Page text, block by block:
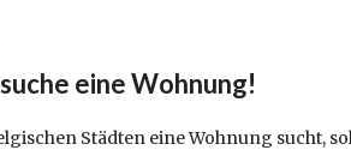
eine Wohnung!
Städten eine Wohnung sucht,